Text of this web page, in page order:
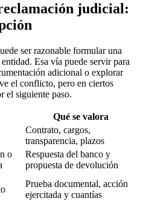
judicial:
ser razonable formular una
Esa vía puede servir para
adicional o explorar
el conflicto, pero en ciertos
el siguiente paso.
Qué se valora
Contrato, cargos,
transparencia, plazos
o
Respuesta del banco y
propuesta de devolución
Prueba documental, acción
ejercitada y cuantías